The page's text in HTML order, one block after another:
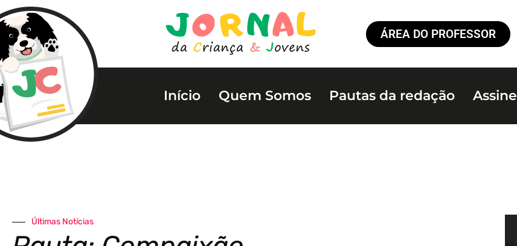
ÁREA DO PROFESSOR
Início Quem Somos Pautas da redação Assine
Últimas Notícias